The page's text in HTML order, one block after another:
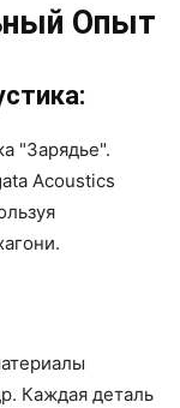
Опыт
"Зарядье".
Acoustics
Каждая деталь